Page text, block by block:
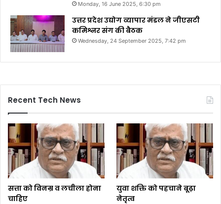
Monday, 16 June 2025, 6:30 pm
उत्तर प्रदेश उद्योग व्यापार मंडल ने जीएसटी
कमिश्नर संग की बैठक
Wednesday, 24 September 2025, 7:42 pm
Recent Tech News
सत्ता को विनम्र व लचीला होना
चाहिए
युवा शक्ति को पहचाने बूढ़ा
नेतृत्व